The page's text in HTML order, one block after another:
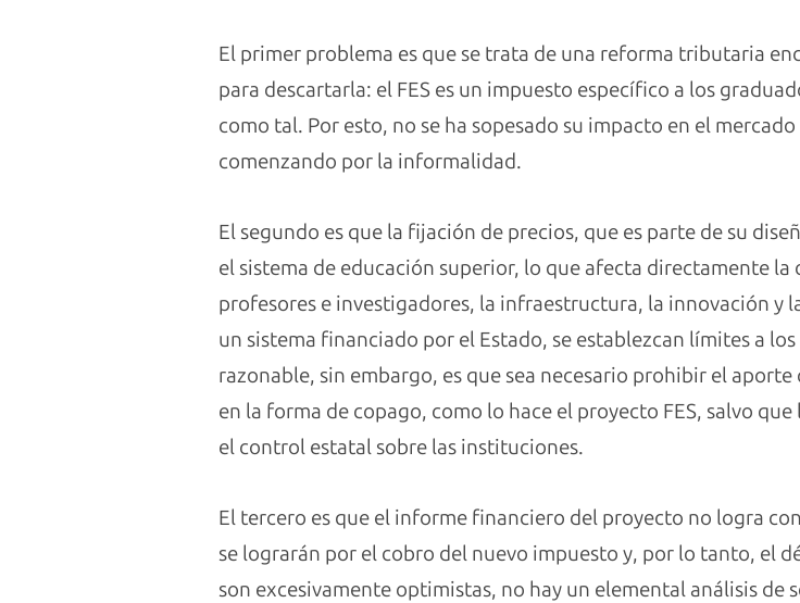
El primer problema es que se trata de una reforma tributaria
para descartarla: el FES es un impuesto específico a los
como tal. Por esto, no se ha sopesado su impacto en el
comenzando por la informalidad.
El segundo es que la fijación de precios, que es parte de su
el sistema de educación superior, lo que afecta directamente
profesores e investigadores, la infraestructura, la innovación y
un sistema financiado por el Estado, se establezcan límites a
razonable, sin embargo, es que sea necesario prohibir el
en la forma de copago, como lo hace el proyecto FES, salvo
el control estatal sobre las instituciones.
El tercero es que el informe financiero del proyecto no logra
se lograrán por el cobro del nuevo impuesto y, por lo tanto, el
son excesivamente optimistas, no hay un elemental análisis de